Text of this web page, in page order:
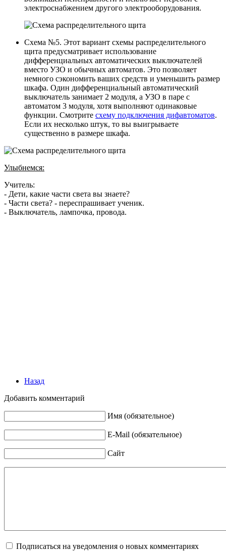
электроснабжением другого электрооборудования.
Схема №5. Этот вариант схемы распределительного
щита предусматривает использование
дифференциальных автоматических выключателей
вместо УЗО и обычных автоматов. Это позволяет
немного сэкономить ваших средств и уменьшить размер
шкафа. Один дифференциальный автоматический
выключатель занимает 2 модуля, а УЗО в паре с
автоматом 3 модуля, хотя выполняют одинаковые
функции. Смотрите схему подключения дифавтоматов.
Если их несколько штук, то вы выигрываете
существенно в размере шкафа.
Улыбнемся:
Учитель:
- Дети, какие части света вы знаете?
- Части света? - переспрашивает ученик.
- Выключатель, лампочка, провода.
Назад
Добавить комментарий
Имя (обязательное)
E-Mail (обязательное)
Сайт
Подписаться на уведомления о новых комментариях